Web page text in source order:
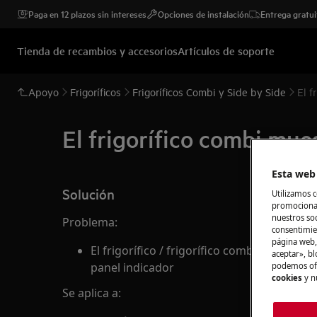
Paga en 12 plazos sin intereses Opciones de instalación Entrega
Tienda de recambios y accesoriosArtículos de soporte
Apoyo Frigoríficos Frigoríficos Combi y Side by Side El
El frigorífico combi
Solución
Problema:
El frigorífico / frigorífico combi muestra
panel indicador
Se aplica a:
Esta
Utilizamos
nuestros
página
aceptar»,
podemos
cookies y